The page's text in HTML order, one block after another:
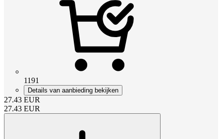
1191
Details van aanbieding bekijken
27.43 EUR
27.43 EUR